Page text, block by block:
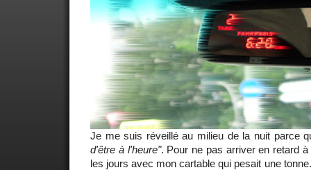
Je me suis réveillé au milieu de la nuit parce
d'être à l'heure". Pour ne pas arriver en retard
les jours avec mon cartable qui pesait une